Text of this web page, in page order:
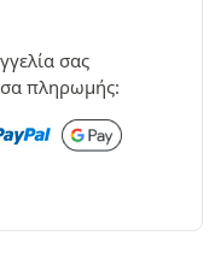
σας
πληρωμής: